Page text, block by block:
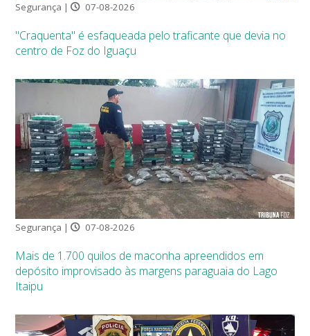
Segurança | 07-08-2026
"Craquenta" é esfaqueada pelo traficante que devia no
centro de Foz do Iguaçu
Segurança | 07-08-2026
Mais de 1.700 quilos de maconha apreendidos em
depósito improvisado às margens paraguaia do Lago
Itaipu